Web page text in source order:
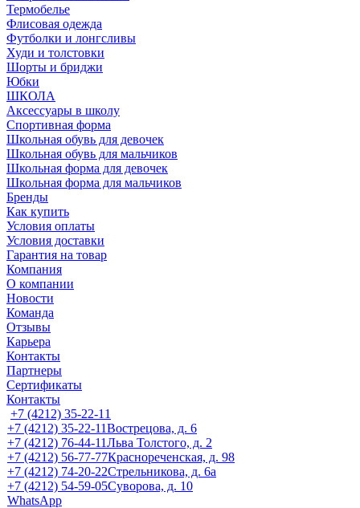
Термобелье
Флисовая одежда
Футболки и лонгсливы
Худи и толстовки
Шорты и бриджи
Юбки
ШКОЛА
Аксессуары в школу
Спортивная форма
Школьная обувь для девочек
Школьная обувь для мальчиков
Школьная форма для девочек
Школьная форма для мальчиков
Бренды
Как купить
Условия оплаты
Условия доставки
Гарантия на товар
Компания
О компании
Новости
Команда
Отзывы
Карьера
Контакты
Партнеры
Сертификаты
Контакты
+7 (4212) 35-22-11
+7 (4212) 35-22-11Вострецова, д. 6
+7 (4212) 76-44-11Льва Толстого, д. 2
+7 (4212) 56-77-77Краснореченская, д. 98
+7 (4212) 74-20-22Стрельникова, д. 6а
+7 (4212) 54-59-05Суворова, д. 10
WhatsApp